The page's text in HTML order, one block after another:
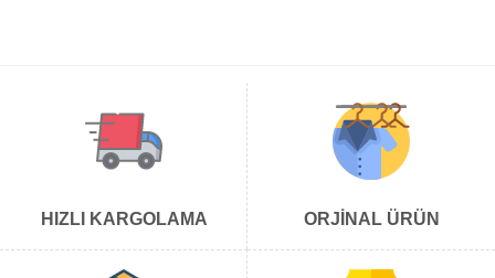
HIZLI KARGOLAMA ORJİNAL ÜRÜN